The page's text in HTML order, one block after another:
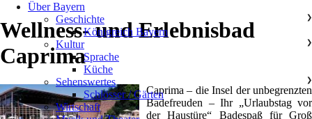
Wellness- und Erlebnisbad
Caprima
Caprima – die Insel der unbegrenzten
Badefreuden – Ihr „Urlaubstag vor
der Haustüre“ Badespaß für Groß
Über Bayern
Geschichte
❯
Königreich Bayern
Kultur
❯
Sprache
Küche
Sehenswertes
❯
Schlösser / Gärten
Wirtschaft